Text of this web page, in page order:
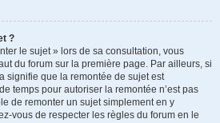
?
le sujet » lors de sa consultation, vous
du forum sur la première page. Par ailleurs, si
signifie que la remontée de sujet est
temps pour autoriser la remontée n’est pas
de remonter un sujet simplement en y
vous de respecter les règles du forum en le